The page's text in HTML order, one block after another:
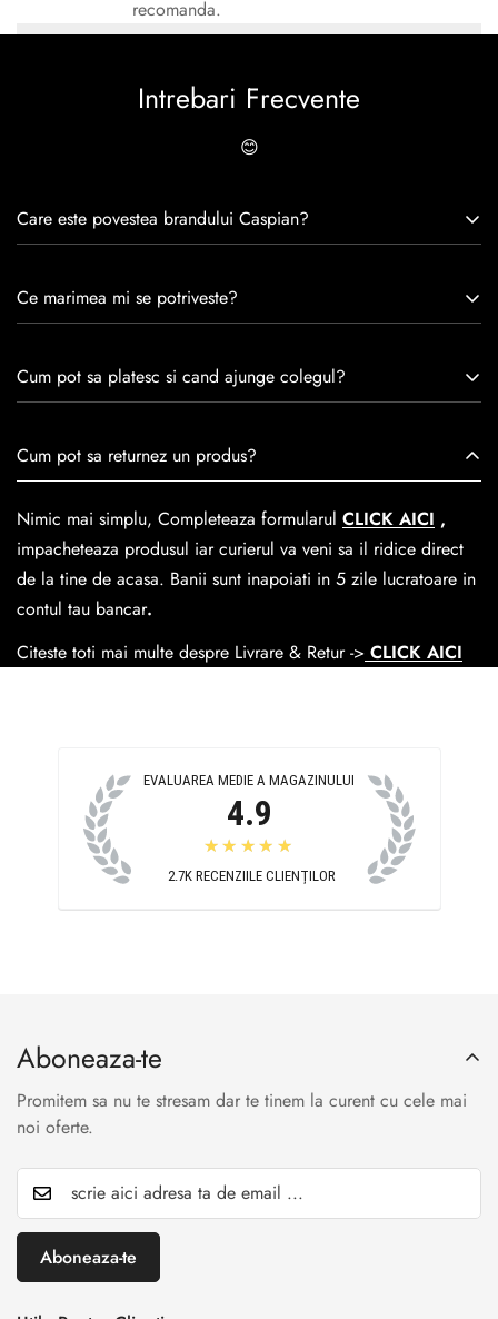
recomanda.
Intrebari Frecvente
😊
Care este povestea brandului Caspian?
experiență de peste 30 de ani în industria modei, Caspian se
satisfacția clienților.Fiecare pereche de încălțăminte Caspian
este creată cu mândrie de meșteri pricepuți, care aduc la
trecerea timpului.
Ce marimea mi se potriveste?
Cum pot sa platesc si cand ajunge colegul?
medie livrarea dureaza 1-2 zilelucratoare prin
Easybox-ul Emag.
Cosul de livrareeste 15 lei pentru o comanda mai mica de
390 lei si Gratuit pentru o comanda de peste 390 lei.
Cum pot sa returnez un produs?
Nimic mai simplu, Completeaza formularul CLICK AICI ,
impacheteaza produsul iar curierul va veni sa il ridice direct
de la tine de acasa. Banii sunt inapoiati in 5 zile lucratoare in
contul tau bancar.
Citeste toti mai multe despre Livrare & Retur -> CLICK AICI
EVALUAREA MEDIE A MAGAZINULUI
4.9
★★★★★
2.7K RECENZIILE CLIENȚILOR
Aboneaza-te
Promitem sa nu te stresam dar te tinem la curent cu cele mai
noi oferte.
Aboneaza-te